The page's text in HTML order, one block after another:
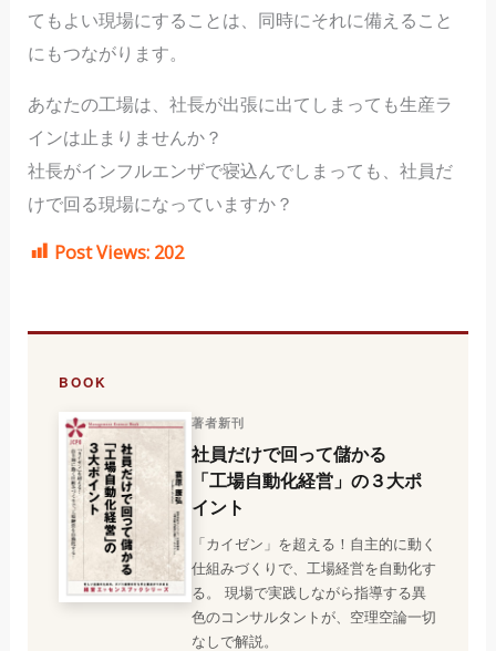
てもよい現場にすることは、同時にそれに備えること
にもつながります。
あなたの工場は、社長が出張に出てしまっても生産ラ
インは止まりませんか？
社長がインフルエンザで寝込んでしまっても、社員だ
けで回る現場になっていますか？
Post Views: 202
BOOK
著者新刊
社員だけで回って儲かる
「工場自動化経営」の３大ポ
イント
「カイゼン」を超える！自主的に動く
仕組みづくりで、工場経営を自動化す
る。 現場で実践しながら指導する異
色のコンサルタントが、空理空論一切
なしで解説。